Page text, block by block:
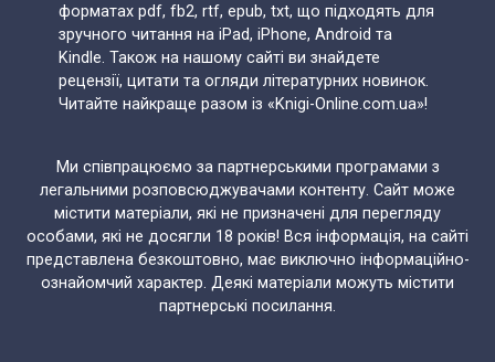
форматах pdf, fb2, rtf, epub, txt, що підходять для
зручного читання на iPad, iPhone, Android та
Kindle. Також на нашому сайті ви знайдете
рецензії, цитати та огляди літературних новинок.
Читайте найкраще разом із «Knigi-Online.com.ua»!
Ми співпрацюємо за партнерськими програмами з
легальними розповсюджувачами контенту. Сайт може
містити матеріали, які не призначені для перегляду
особами, які не досягли 18 років! Вся інформація, на сайті
представлена безкоштовно, має виключно інформаційно-
ознайомчий характер. Деякі матеріали можуть містити
партнерські посилання.